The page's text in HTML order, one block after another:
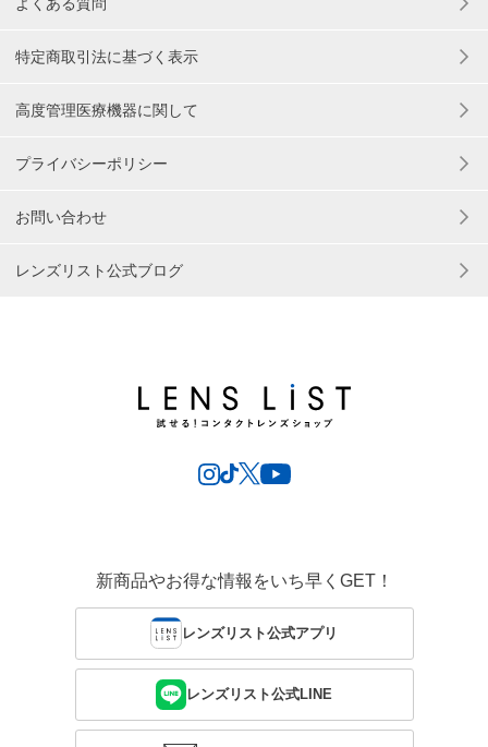
よくある質問
特定商取引法に基づく表示
高度管理医療機器に関して
プライバシーポリシー
お問い合わせ
レンズリスト公式ブログ
新商品やお得な情報をいち早くGET！
レンズリスト公式アプリ
レンズリスト公式LINE